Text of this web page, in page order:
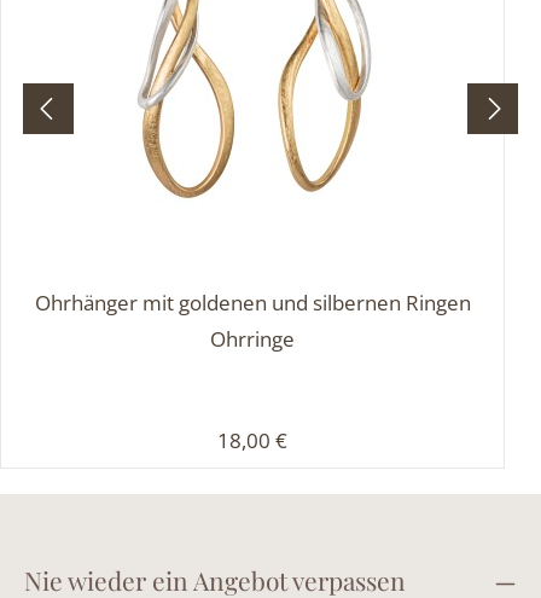
Ohrhänger mit goldenen und silbernen Ringen
Ohrringe
Regulärer Preis:
18,00 €
Nie wieder ein Angebot verpassen